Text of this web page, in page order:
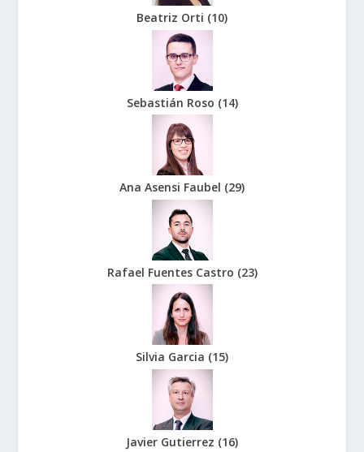
Beatriz Orti (10)
Sebastián Roso (14)
Ana Asensi Faubel (29)
Rafael Fuentes Castro (23)
Silvia Garcia (15)
Javier Gutierrez (16)